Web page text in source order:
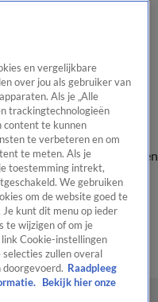
Onze gezichten
In de
Kijkersvraag insturen
ShopUitzending
en vergelijkbare
over jou als gebruiker van
Als je „Alle
trackingtechnologieën
content te kunnen
te verbeteren en om
te meten. Als je
toestemming intrekt,
We gebruiken
om de website goed te
kunt dit menu op ieder
te wijzigen of om je
Cookie-instellingen
zullen overal
doorgevoerd. Raadpleeg
Bekijk hier onze